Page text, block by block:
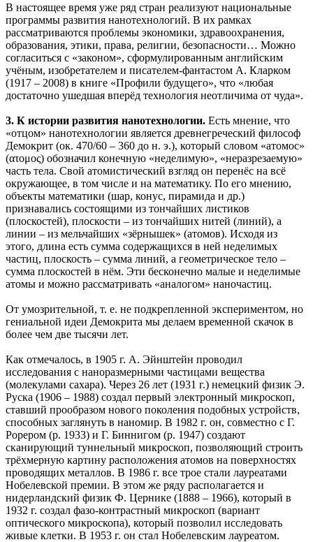
В настоящее время уже ряд стран реализуют национальные
программы развития нанотехнологий. В их рамках
рассматриваются проблемы экономики, здравоохранения,
образования, этики, права, религии, безопасности… Можно
согласиться с «законом», сформулированным английским
учёным, изобретателем и писателем-фантастом А. Кларком
(1917 – 2008) в книге «Профили будущего», что «любая
достаточно ушедшая вперёд технология неотличима от чуда».
3. К истории развития нанотехнологии. Есть мнение, что
«отцом» нанотехнологии является древнегреческий философ
Демокрит (ок. 470/60 – 360 до н. э.), который словом «атомос»
(ατομος) обозначил конечную «неделимую», «неразрезаемую»
часть тела. Свой атомистический взгляд он перенёс на всё
окружающее, в том числе и на математику. По его мнению,
объекты математики (шар, конус, пирамида и др.)
признавались состоящими из тончайших листиков
(плоскостей), плоскости – из тончайших нитей (линий), а
линии – из мельчайших «зёрнышек» (атомов). Исходя из
этого, длина есть сумма содержащихся в ней неделимых
частиц, плоскость – сумма линий, а геометрическое тело –
сумма плоскостей в нём. Эти бесконечно малые и неделимые
атомы и можно рассматривать «аналогом» наночастиц.
От умозрительной, т. е. не подкрепленной экспериментом, но
гениальной идеи Демокрита мы делаем временной скачок в
более чем две тысячи лет.
Как отмечалось, в 1905 г. А. Эйнштейн проводил
исследования с наноразмерными частицами вещества
(молекулами сахара). Через 26 лет (1931 г.) немецкий физик Э.
Руска (1906 – 1988) создал первый электронный микроскоп,
ставший прообразом нового поколения подобных устройств,
способных заглянуть в наномир. В 1982 г. он, совместно с Г.
Рорером (р. 1933) и Г. Биннигом (р. 1947) создают
сканирующий туннельный микроскоп, позволяющий строить
трёхмерную картину расположения атомов на поверхностях
проводящих металлов. В 1986 г. все трое стали лауреатами
Нобелевской премии. В этом же ряду располагается и
нидерландский физик Ф. Цернике (1888 – 1966), который в
1932 г. создал фазо-контрастный микроскоп (вариант
оптического микроскопа), который позволил исследовать
живые клетки. В 1953 г. он стал Нобелевским лауреатом.